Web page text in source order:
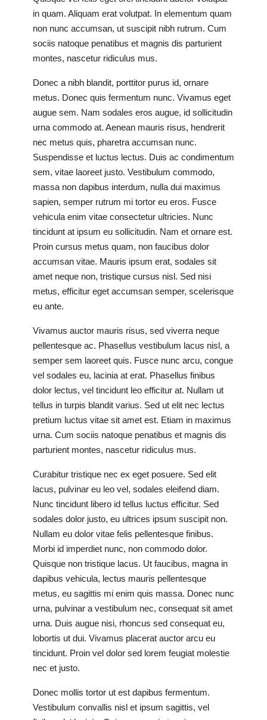
in quam. Aliquam erat volutpat. In elementum quam
non nunc accumsan, ut suscipit nibh rutrum. Cum
sociis natoque penatibus et magnis dis parturient
montes, nascetur ridiculus mus.
Donec a nibh blandit, porttitor purus id, ornare
metus. Donec quis fermentum nunc. Vivamus eget
augue sem. Nam sodales eros augue, id sollicitudin
urna commodo at. Aenean mauris risus, hendrerit
nec metus quis, pharetra accumsan nunc.
Suspendisse et luctus lectus. Duis ac condimentum
sem, vitae laoreet justo. Vestibulum commodo,
massa non dapibus interdum, nulla dui maximus
sapien, semper rutrum mi tortor eu eros. Fusce
vehicula enim vitae consectetur ultricies. Nunc
tincidunt at ipsum eu sollicitudin. Nam et ornare est.
Proin cursus metus quam, non faucibus dolor
accumsan vitae. Mauris ipsum erat, sodales sit
amet neque non, tristique cursus nisl. Sed nisi
metus, efficitur eget accumsan semper, scelerisque
eu ante.
Vivamus auctor mauris risus, sed viverra neque
pellentesque ac. Phasellus vestibulum lacus nisl, a
semper sem laoreet quis. Fusce nunc arcu, congue
vel sodales eu, lacinia at erat. Phasellus finibus
dolor lectus, vel tincidunt leo efficitur at. Nullam ut
tellus in turpis blandit varius. Sed ut elit nec lectus
pretium luctus vitae sit amet est. Etiam in maximus
urna. Cum sociis natoque penatibus et magnis dis
parturient montes, nascetur ridiculus mus.
Curabitur tristique nec ex eget posuere. Sed elit
lacus, pulvinar eu leo vel, sodales eleifend diam.
Nunc tincidunt libero id tellus luctus efficitur. Sed
sodales dolor justo, eu ultrices ipsum suscipit non.
Nullam eu dolor vitae felis pellentesque finibus.
Morbi id imperdiet nunc, non commodo dolor.
Quisque non tristique lacus. Ut faucibus, magna in
dapibus vehicula, lectus mauris pellentesque
metus, eu sagittis mi enim quis massa. Donec nunc
urna, pulvinar a vestibulum nec, consequat sit amet
urna. Duis augue nisi, rhoncus sed consequat eu,
lobortis ut dui. Vivamus placerat auctor arcu eu
tincidunt. Proin vel dolor sed lorem feugiat molestie
nec et justo.
Donec mollis tortor ut est dapibus fermentum.
Vestibulum convallis nisl et ipsum sagittis, vel